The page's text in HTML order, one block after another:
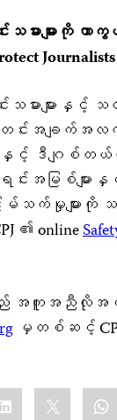
းများကို ကာကွ
Journalists
ားများနှင့် သ
င်းအချက်အလက်
ဒီဂျစ်တယ်လုံခ
အမြစ်များ
ြိမ်သက်မှုများ
၏ online
းသည် အကူအညီလို
မှတစ်ဆင့်